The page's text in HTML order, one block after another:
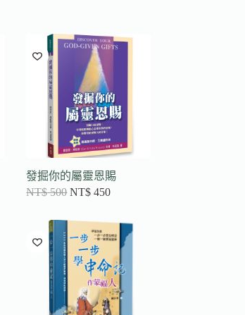
發掘你的屬靈恩賜
NT$500 NT$ 450